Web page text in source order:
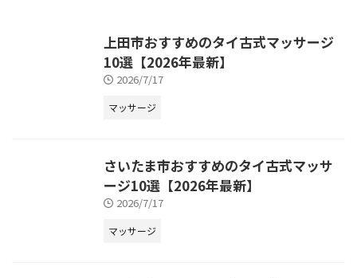
上田市おすすめのタイ古式マッサージ
10選【2026年最新】
2026/7/17
マッサージ
さいたま市おすすめのタイ古式マッサ
ージ10選【2026年最新】
2026/7/17
マッサージ